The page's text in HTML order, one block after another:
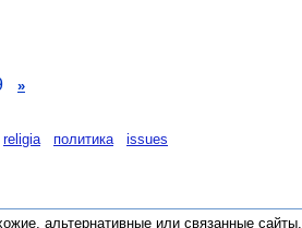
»
religia политика
issues
альтернативные или связанные сайты.